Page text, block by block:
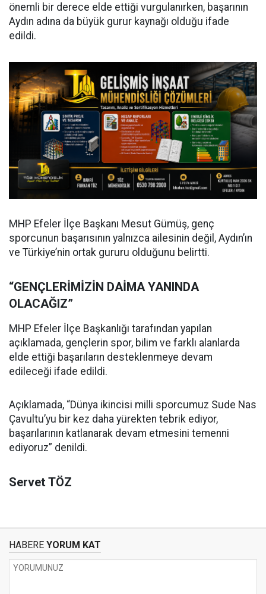
önemli bir derece elde ettiği vurgulanırken, başarının
Aydın adına da büyük gurur kaynağı olduğu ifade
edildi.
MHP Efeler İlçe Başkanı Mesut Gümüş, genç
sporcunun başarısının yalnızca ailesinin değil, Aydın’ın
ve Türkiye’nin ortak gururu olduğunu belirtti.
“GENÇLERİMİZİN DAİMA YANINDA
OLACAĞIZ”
MHP Efeler İlçe Başkanlığı tarafından yapılan
açıklamada, gençlerin spor, bilim ve farklı alanlarda
elde ettiği başarıların desteklenmeye devam
edileceği ifade edildi.
Açıklamada, “Dünya ikincisi milli sporcumuz Sude Nas
Çavultu’yu bir kez daha yürekten tebrik ediyor,
başarılarının katlanarak devam etmesini temenni
ediyoruz” denildi.
Servet TÖZ
HABERE YORUM KAT